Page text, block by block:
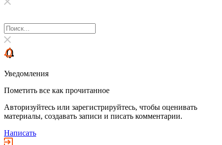
Уведомления
Пометить все как прочитанное
Авторизуйтесь или зарегистрируйтесь, чтобы оценивать
материалы, создавать записи и писать комментарии.
Написать